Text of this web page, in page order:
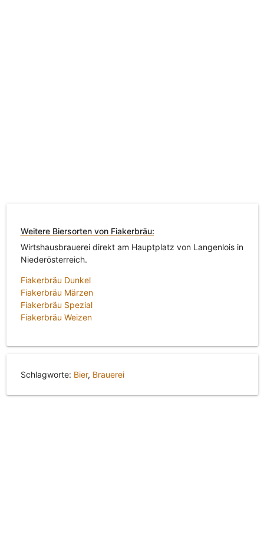
Weitere Biersorten von Fiakerbräu:
Wirtshausbrauerei direkt am Hauptplatz von Langenlois in
Niederösterreich.
Fiakerbräu Dunkel
Fiakerbräu Märzen
Fiakerbräu Spezial
Fiakerbräu Weizen
Schlagworte: Bier, Brauerei